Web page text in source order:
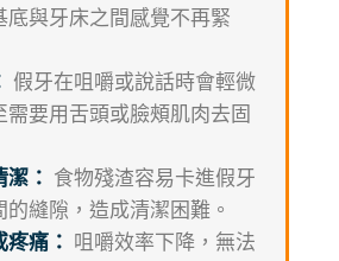
底與牙床之間感覺不再緊
假牙在咀嚼或說話時會輕微
需要用舌頭或臉頰肌肉去固
： 食物殘渣容易卡進假牙
的縫隙，造成清潔困難。
痛： 咀嚼效率下降，無法